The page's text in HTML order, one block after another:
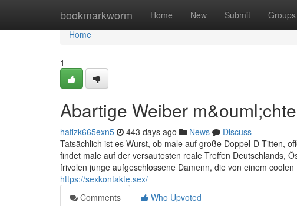
bookmarkworm Home New Submit Groups
Home
Home
1
Abartige Weiber
hafizk665exn5 443 days ago News
Discuss
Tatsächlich ist es Wurst, ob male auf große Doppel-D-Titten,
findet male auf der versautesten reale Treffen Deutschlands,
frivolen junge aufgeschlossene Damenn, die von einem
https://sexkontakte.sex/
Comments
Who Upvoted